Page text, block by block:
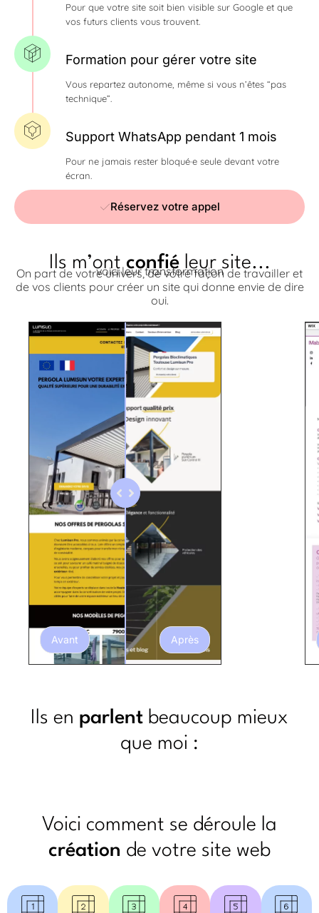
Pour que votre site soit bien visible sur Google et que
vos futurs clients vous trouvent.
Formation pour gérer votre site
Vous repartez autonome, même si vous n’êtes “pas
technique”.
Support WhatsApp pendant 1 mois
Pour ne jamais rester bloqué·e seule devant votre
écran.
Réservez votre appel
Ils m’ont confié leur site...
voici leur transformation
On part de votre univers, de votre façon de travailler et
de vos clients pour créer un site qui donne envie de dire
oui.
Avant Après
Ils en parlent beaucoup mieux
que moi :
Voici comment se déroule la
création de votre site web